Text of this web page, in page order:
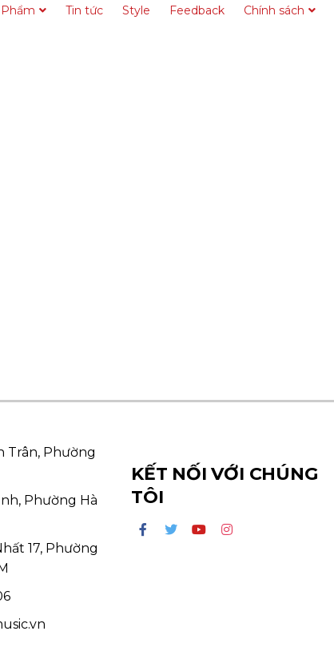
Tin tức Style Feedback Chính sách
Trân, Phường
Phường Hà
17, Phường
KẾT NỐI VỚI CHÚNG
TÔI